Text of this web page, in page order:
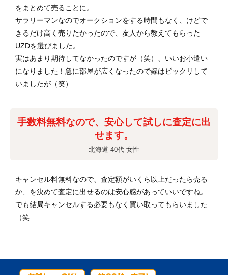
をまとめて売ることに。
サラリーマンなのでオークションをする時間もなく、けどで
きるだけ高く売りたかったので、友人から教えてもらった
UZDを選びました。
実はあまり期待してなかったのですが（笑）、いいお小遣い
になりました！急に部屋が広くなったので嫁はビックリして
いましたが（笑）
手数料無料なので、安心して試しに査定に出
せます。
北海道 40代 女性
キャンセル料無料なので、査定額がいくら以上だったら売る
か、を決めて査定に出せるのは安心感があっていいですね。
でも結局キャンセルする必要もなく買い取ってもらいました
（笑